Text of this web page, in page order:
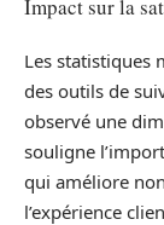
Impact sur la
Les statistiques
des outils de
observé une
souligne
qui améliore
l’expérience